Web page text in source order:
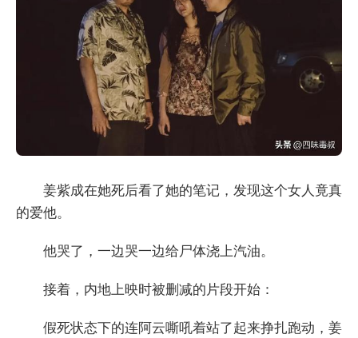
姜紫成在她死后看了她的笔记，发现这个女人竟真
的爱他。
他哭了，一边哭一边给尸体浇上汽油。
接着，内地上映时被删减的片段开始：
假死状态下的连阿云嘶吼着站了起来挣扎跑动，姜